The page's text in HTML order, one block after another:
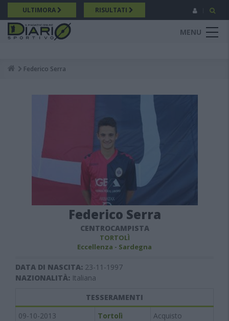
Salta
al
contenuto
principale
ULTIMORA RISULTATI
MENU
Breadcrumb
Federico Serra
Federico Serra
CENTROCAMPISTA
TORTOLÌ
Eccellenza - Sardegna
DATA DI NASCITA: 23-11-1997
NAZIONALITÀ: Italiana
TESSERAMENTI
09-10-2013
Tortolì Acquisto